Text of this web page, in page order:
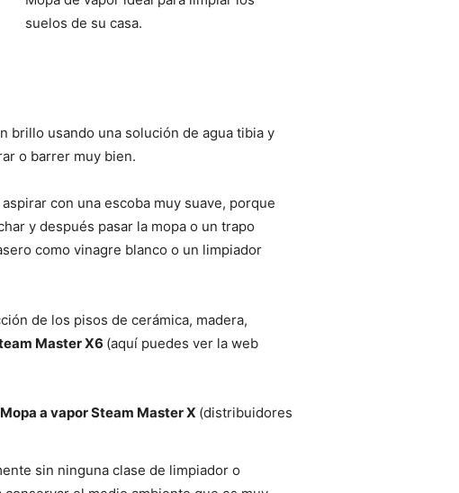
suelos de su casa.
brillo usando una solución de agua tibia y
o barrer muy bien.
con una escoba muy suave, porque
y después pasar la mopa o un trapo
como vinagre blanco o un limpiador
de los pisos de cerámica, madera,
Master X6 (aquí puedes ver la web
Mopa a vapor Steam Master X (distribuidores
sin ninguna clase de limpiador o